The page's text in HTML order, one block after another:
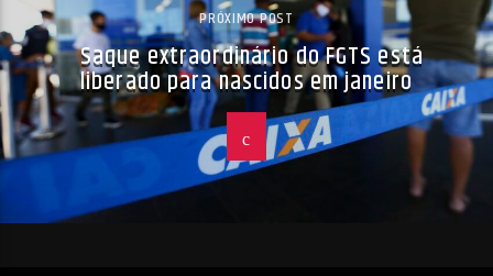
PRÓXIMO POST
Saque extraordinário do FGTS está
liberado para nascidos em janeiro